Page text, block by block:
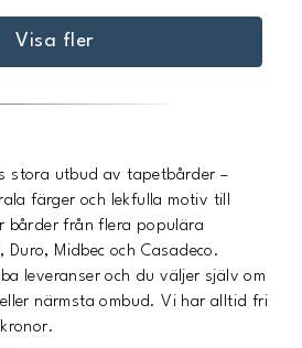
Visa fler
stora utbud av tapetbårder –
färger och lekfulla motiv till
bårder från flera populära
Duro, Midbec och Casadeco.
leveranser och du väljer själv om
närmsta ombud. Vi har alltid fri